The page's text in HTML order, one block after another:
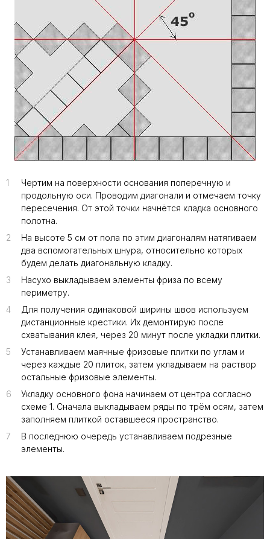
Чертим на поверхности основания поперечную и
продольную оси. Проводим диагонали и отмечаем точку
пересечения. От этой точки начнётся кладка основного
полотна.
1
На высоте 5 см от пола по этим диагоналям натягиваем
два вспомогательных шнура, относительно которых
будем делать диагональную кладку.
2
Насухо выкладываем элементы фриза по всему
периметру.
3
Для получения одинаковой ширины швов используем
дистанционные крестики. Их демонтирую после
схватывания клея, через 20 минут после укладки плитки.
4
Устанавливаем маячные фризовые плитки по углам и
через каждые 20 плиток, затем укладываем на раствор
остальные фризовые элементы.
5
Укладку основного фона начинаем от центра согласно
схеме 1. Сначала выкладываем ряды по трём осям, затем
заполняем плиткой оставшееся пространство.
6
В последнюю очередь устанавливаем подрезные
элементы.
7